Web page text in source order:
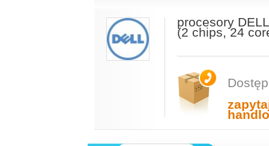
procesory
(2 chips, 24